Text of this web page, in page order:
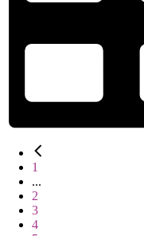
1
...
2
3
4